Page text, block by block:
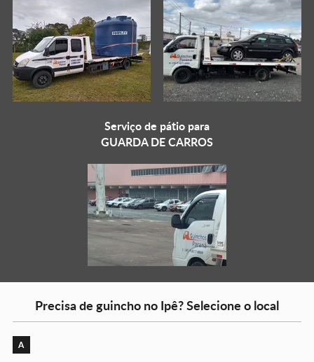
Serviço de pátio para
GUARDA DE CARROS
Precisa de guincho no Ipê? Selecione o local
A